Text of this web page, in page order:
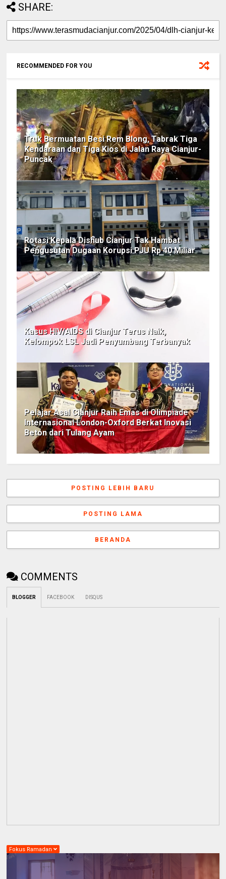
SHARE:
RECOMMENDED FOR YOU
Truk Bermuatan Besi Rem Blong, Tabrak Tiga
Kendaraan dan Tiga Kios di Jalan Raya Cianjur-
Puncak
Rotasi Kepala Dishub Cianjur Tak Hambat
Pengusutan Dugaan Korupsi PJU Rp 40 Miliar
Kasus HIV/AIDS di Cianjur Terus Naik,
Kelompok LSL Jadi Penyumbang Terbanyak
Pelajar Asal Cianjur Raih Emas di Olimpiade
Internasional London-Oxford Berkat Inovasi
Beton dari Tulang Ayam
POSTING LEBIH BARU
POSTING LAMA
BERANDA
COMMENTS
BLOGGER FACEBOOK DISQUS
Fokus Ramadan